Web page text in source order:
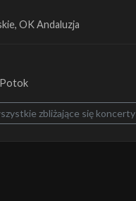
OK Andaluzja
Potok
zbliżające się koncerty